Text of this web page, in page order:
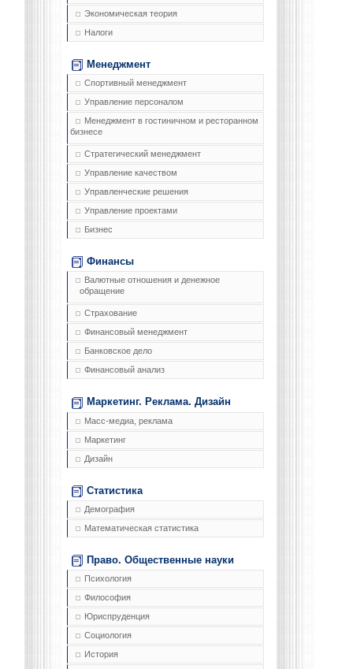
Экономическая теория
Налоги
Менеджмент
Спортивный менеджмент
Управление персоналом
Менеджмент в гостиничном и ресторанном
бизнесе
Стратегический менеджмент
Управление качеством
Управленческие решения
Управление проектами
Бизнес
Финансы
Валютные отношения и денежное
обращение
Страхование
Финансовый менеджмент
Банковское дело
Финансовый анализ
Маркетинг. Реклама. Дизайн
Масс-медиа, реклама
Маркетинг
Дизайн
Статистика
Демография
Математическая статистика
Право. Общественные науки
Психология
Философия
Юриспруденция
Социология
История